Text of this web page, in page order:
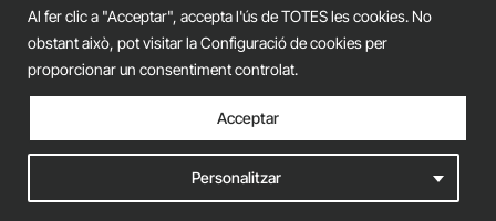
Al fer clic a "Acceptar", accepta l'ús de TOTES les cookies. No
obstant això, pot visitar la Configuració de cookies per
proporcionar un consentiment controlat.
Personalitzar
Acceptar
GERARD ESTEVA © 2026. ALL RIGHTS RESERVED
Legal advicePrivacy policyCookies policy
iònic.web